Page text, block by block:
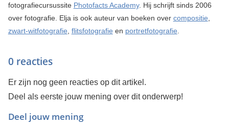
fotografiecursussite Photofacts Academy. Hij schrijft sinds 2006
over fotografie. Elja is ook auteur van boeken over compositie
zwart-witfotografie flitsfotografie en portretfotografie
0 reacties
Er zijn nog geen reacties op dit artikel.
Deel als eerste jouw mening over dit onderwerp!
Deel jouw mening